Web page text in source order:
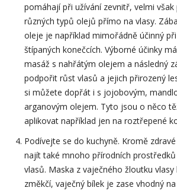
pomáhají při užívání zevnitř, velmi však
různých typů olejů přímo na vlasy.
oleje je například mimořádně účinný
štípaných konečcích. Výborné účinky
masáž s nahřátým olejem a následný
podpořit růst vlasů a jejich přirozený
si můžete dopřát i s jojobovým,
arganovým olejem. Tyto jsou o něco
aplikovat například jen na roztřepené
Podívejte se do kuchyně. Kromě
najít také mnoho přírodních prostředků
vlasů. Maska z vaječného žloutku vlasy
změkčí, vaječný bílek je zase vhodný